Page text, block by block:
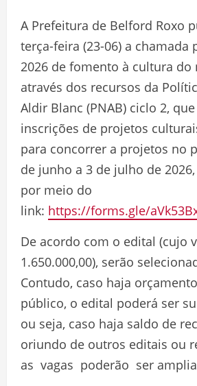
A Prefeitura de Belford Roxo
terça-feira (23-06) a chamada
2026 de fomento à cultura do
através dos recursos da
Aldir Blanc (PNAB) ciclo 2,
inscrições de projetos
para concorrer a projetos no
de junho a 3 de julho de
por meio do
link: https://forms.gle/
De acordo com o edital (cujo
1.650.000,00), serão
Contudo, caso haja
público, o edital poderá ser
ou seja, caso haja saldo de
oriundo de outros editais ou
as vagas poderão ser